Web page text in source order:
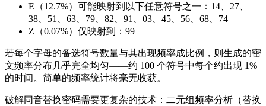
E（12.7%）可能映射到以下任意符号之一：14、27、
38、51、63、79、82、91、03、45、56、68、74
Z（0.07%）仅映射到：99
若每个字母的备选符号数量与其出现频率成比例，则生成的密
文频率分布几乎完全均匀——约 100 个符号中每个约出现 1%
的时间。简单的频率统计将毫无收获。
破解同音替换密码需要更复杂的技术：二元组频率分析（替换